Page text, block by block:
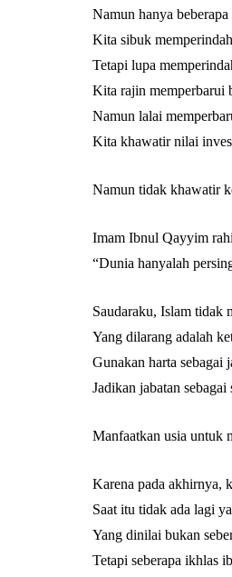
Namun hanya
Kita sibuk
Tetapi lupa
Kita rajin memperbarui
Namun lalai
Kita khawatir nilai
Namun tidak khawatir
Imam Ibnul Qayyim
“Dunia hanyalah
Saudaraku, Islam tidak
Yang dilarang adalah
Gunakan harta sebagai
Jadikan jabatan
Manfaatkan usia untuk
Karena pada akhirnya,
Saat itu tidak ada lagi
Yang dinilai bukan
Tetapi seberapa ikhlas